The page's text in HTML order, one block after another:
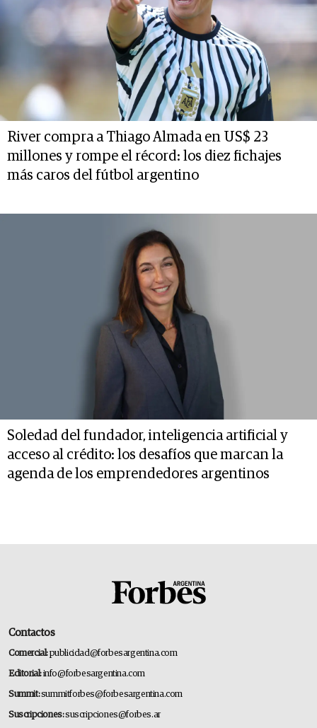
River compra a Thiago Almada en US$ 23
millones y rompe el récord: los diez fichajes
más caros del fútbol argentino
Soledad del fundador, inteligencia artificial y
acceso al crédito: los desafíos que marcan la
agenda de los emprendedores argentinos
Contactos
Comercial:publicidad@forbesargentina.com
Editorial:info@forbesargentina.com
Summit:summitforbes@forbesargentina.com
Suscripciones:suscripciones@forbes.ar